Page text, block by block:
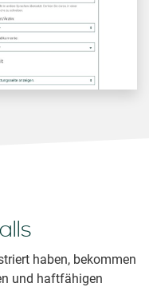
haben, bekommen
und haftfähigen